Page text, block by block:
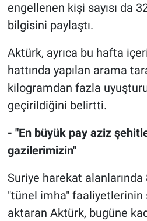
engellenen kişi sayısı da
bilgisini paylaştı.
Aktürk, ayrıca bu hafta
hattında yapılan arama
kilogramdan fazla
geçirildiğini belirtti.
- "En büyük pay aziz
gazilerimizin"
Suriye harekat
"tünel imha" faaliyetlerinin
aktaran Aktürk, bugüne